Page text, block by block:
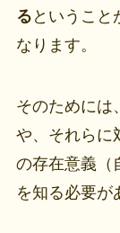
る ということ
なります。
そのためには
や、それらに
の存在意義（
を知る必要が